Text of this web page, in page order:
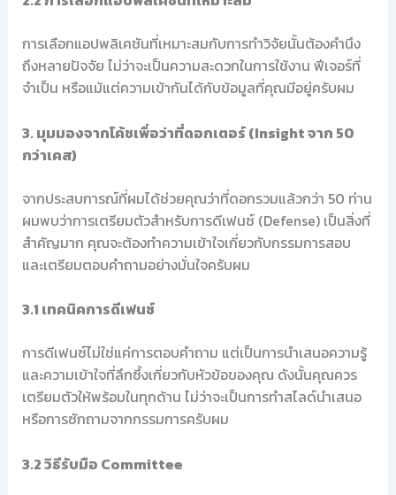
การเลือกแอปพลิเคชันที่เหมาะสมกับการทำวิจัยนั้นต้องคำนึง
ถึงหลายปัจจัย ไม่ว่าจะเป็นความสะดวกในการใช้งาน ฟีเจอร์ที่
จำเป็น หรือแม้แต่ความเข้ากันได้กับข้อมูลที่คุณมีอยู่ครับผม
3. มุมมองจากโค้ชเพื่อว่าที่ดอกเตอร์ (Insight จาก 50
กว่าเคส)
จากประสบการณ์ที่ผมได้ช่วยคุณว่าที่ดอกรวมแล้วกว่า 50 ท่าน
ผมพบว่าการเตรียมตัวสำหรับการดีเฟนซ์ (Defense) เป็นสิ่งที่
สำคัญมาก คุณจะต้องทำความเข้าใจเกี่ยวกับกรรมการสอบ
และเตรียมตอบคำถามอย่างมั่นใจครับผม
3.1 เทคนิคการดีเฟนซ์
การดีเฟนซ์ไม่ใช่แค่การตอบคำถาม แต่เป็นการนำเสนอความรู้
และความเข้าใจที่ลึกซึ้งเกี่ยวกับหัวข้อของคุณ ดังนั้นคุณควร
เตรียมตัวให้พร้อมในทุกด้าน ไม่ว่าจะเป็นการทำสไลด์นำเสนอ
หรือการซักถามจากกรรมการครับผม
3.2 วิธีรับมือ Committee